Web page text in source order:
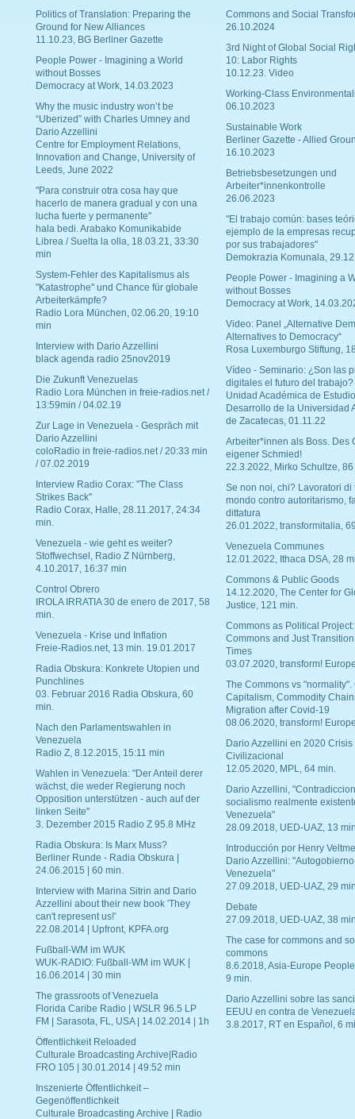
Politics of Translation: Preparing the
Ground for New Alliances
11.10.23, BG Berliner Gazette
People Power - Imagining a World
without Bosses
Democracy at Work, 14.03.2023
Why the music industry won’t be
“Uberized” with Charles Umney and
Dario Azzellini
Centre for Employment Relations,
Innovation and Change, University of
Leeds, June 2022
"Para construir otra cosa hay que
hacerlo de manera gradual y con una
lucha fuerte y permanente"
hala bedi. Arabako Komunikabide
Librea / Suelta la olla, 18.03.21, 33:30
min
System-Fehler des Kapitalismus als
"Katastrophe" und Chance für globale
Arbeiterkämpfe?
Radio Lora München, 02.06.20, 19:10
min
Interview with Dario Azzellini
black agenda radio 25nov2019
Die Zukunft Venezuelas
Radio Lora München in freie-radios.net /
13:59min / 04.02.19
Zur Lage in Venezuela - Gespräch mit
Dario Azzellini
coloRadio in freie-radios.net / 20:33 min
/ 07.02.2019
Interview Radio Corax: "The Class
Strikes Back"
Radio Corax, Halle, 28.11.2017, 24:34
min.
Venezuela - wie geht es weiter?
Stoffwechsel, Radio Z Nürnberg,
4.10.2017, 16:37 min
Control Obrero
IROLA IRRATIA 30 de enero de 2017, 58
min.
Venezuela - Krise und Inflation
Freie-Radios.net, 13 min. 19.01.2017
Radia Obskura: Konkrete Utopien und
Punchlines
03. Februar 2016 Radia Obskura, 60
min.
Nach den Parlamentswahlen in
Venezuela
Radio Z, 8.12.2015, 15:11 min
Wahlen in Venezuela: "Der Anteil derer
wächst, die weder Regierung noch
Opposition unterstützen - auch auf der
linken Seite"
3. Dezember 2015 Radio Z 95.8 MHz
Radia Obskura: Is Marx Muss?
Berliner Runde - Radia Obskura |
24.06.2015 | 60 min.
Interview with Marina Sitrin and Dario
Azzellini about their new book 'They
can't represent us!'
22.08.2014 | Upfront, KPFA.org
Fußball-WM im WUK
WUK-RADIO: Fußball-WM im WUK |
16.06.2014 | 30 min
The grassroots of Venezuela
Florida Caribe Radio | WSLR 96.5 LP
FM | Sarasota, FL, USA | 14.02.2014 | 1h
Öffentlichkeit Reloaded
Culturale Broadcasting Archive|Radio
FRO 105 | 30.01.2014 | 49:52 min
Inszenierte Öffentlichkeit –
Gegenöffentlichkeit
Culturale Broadcasting Archive | Radio
Commons and Social
26.10.2024
3rd Night of Global Social
10: Labor Rights
10.12.23. Video
Working-Class
06.10.2023
Sustainable Work
Berliner Gazette - Allied
16.10.2023
Betriebsbesetzungen und
Arbeiter*innenkontrolle
26.06.2023
"El trabajo común: bases
ejemplo de la empresas
por sus trabajadores"
Demokrazia Komunala,
People Power - Imagining a
without Bosses
Democracy at Work,
Video: Panel „Alternative
Alternatives to Democracy“
Rosa Luxemburgo Stiftung,
Vídeo - Seminario: ¿Son las
digitales el futuro del trabajo?
Unidad Académica de
Desarrollo de la Universidad
de Zacatecas, 01.11.22
Arbeiter*innen als Boss. Des
eigener Schmied!
22.3.2022, Mirko Schultze, 86
Se non noi, chi? Lavoratori di
mondo contro autoritarismo,
dittatura
26.01.2022, transformitalia,
Venezuela Communes
12.01.2022, Ithaca DSA, 28
Commons & Public Goods
14.12.2020, The Center for
Justice, 121 min.
Commons as Political Project:
Commons and Just
Times
03.07.2020, transform!
The Commons vs "normality".
Capitalism, Commodity
Migration after Covid-19
08.06.2020, transform!
Dario Azzellini en 2020 Crisis
Civilizacional
12.05.2020, MPL, 64 min.
Dario Azzellini,
socialismo realmente
Venezuela"
28.09.2018, UED-UAZ, 13
Introducción por Henry
Dario Azzellini:
Venezuela"
27.09.2018, UED-UAZ, 29
Debate
27.09.2018, UED-UAZ, 38
The case for commons and
commons
8.6.2018, Asia-Europe
9 min.
Dario Azzellini sobre las
EEUU en contra de
3.8.2017, RT en Español, 6